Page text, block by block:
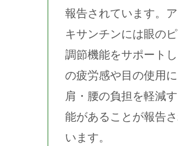
報告されています。
キサンチンには眼の
調節機能をサポート
の疲労感や目の使用
肩・腰の負担を軽減
能があることが報告
います。